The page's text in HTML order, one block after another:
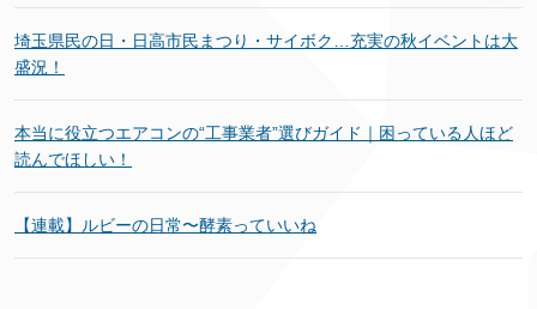
埼玉県民の日・日高市民まつり・サイボク…充実の秋イベントは大
盛況！
本当に役立つエアコンの“工事業者”選びガイド｜困っている人ほど
読んでほしい！
【連載】ルビーの日常〜酵素っていいね